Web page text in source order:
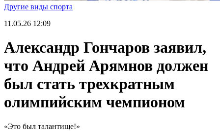
Другие виды спорта
11.05.26 12:09
Александр Гончаров заявил,
что Андрей Арямнов должен
был стать трехкратным
олимпийским чемпионом
«Это был талантище!»